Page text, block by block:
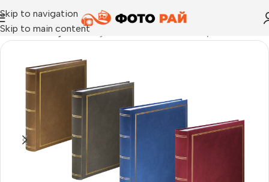
Skip to navigation
Skip to main content
Начало›Албуми›Албуми London 13×18 – 100бр